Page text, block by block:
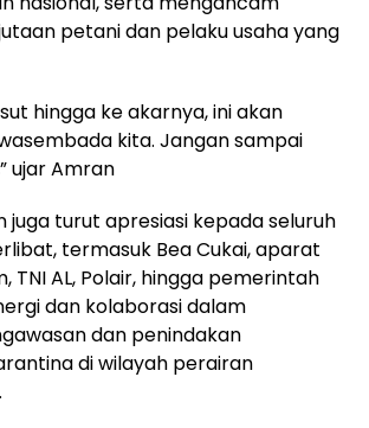
petani dan pelaku usaha yang
hingga ke akarnya, ini akan
kita. Jangan sampai
ujar Amran
juga turut apresiasi kepada seluruh
termasuk Bea Cukai, aparat
TNI AL, Polair, hingga pemerintah
dan kolaborasi dalam
dan penindakan
di wilayah perairan